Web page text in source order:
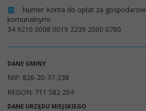
Numer Konta do opłat za
komunalnymi:
34 9210 0008 0019 2239 2000 0780
DANE GMINY
NIP: 826-20-37-238
REGON: 711 582 204
DANE URZĘDU MIEJSKIEGO